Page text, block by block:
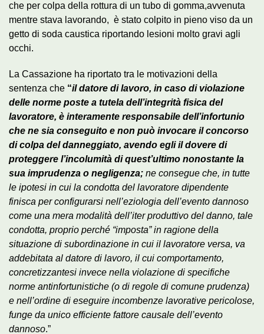
che per colpa della rottura di un tubo di gomma,avvenuta
mentre stava lavorando, è stato colpito in pieno viso da un
getto di soda caustica riportando lesioni molto gravi agli
occhi.
La Cassazione ha riportato tra le motivazioni della
sentenza che “il datore di lavoro, in caso di violazione
delle norme poste a tutela dell’integrità fisica del
lavoratore, è interamente responsabile dell’infortunio
che ne sia conseguito e non può invocare il concorso
di colpa del danneggiato, avendo egli il dovere di
proteggere l’incolumità di quest’ultimo nonostante la
sua imprudenza o negligenza; ne consegue che, in tutte
le ipotesi in cui la condotta del lavoratore dipendente
finisca per configurarsi nell’eziologia dell’evento dannoso
come una mera modalità dell’iter produttivo del danno, tale
condotta, proprio perché “imposta” in ragione della
situazione di subordinazione in cui il lavoratore versa, va
addebitata al datore di lavoro, il cui comportamento,
concretizzantesi invece nella violazione di specifiche
norme antinfortunistiche (o di regole di comune prudenza)
e nell’ordine di eseguire incombenze lavorative pericolose,
funge da unico efficiente fattore causale dell’evento
dannoso.”